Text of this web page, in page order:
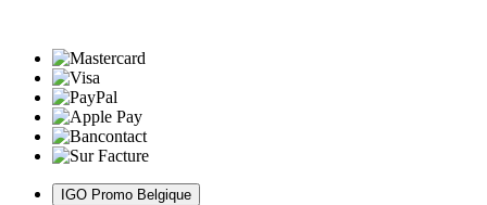
IGO Promo Belgique